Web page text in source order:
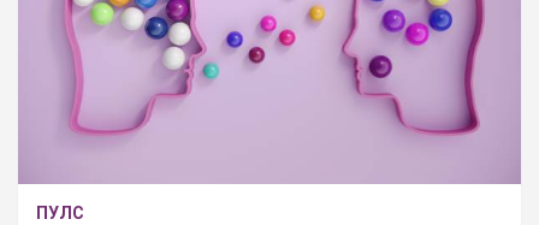
ПУЛС